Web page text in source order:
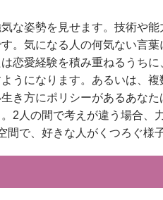
な姿勢を見せます。技術や
。気になる人の何気ない言
恋愛経験を積み重ねるうち
うになります。あるいは、
き方にポリシーがあるあな
2人の間で考えが違う場合、
間で、好きな人がくつろぐ様